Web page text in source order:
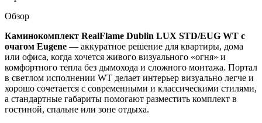
Обзор
Каминокомплект RealFlame Dublin LUX STD/EUG WT с
очагом Eugene — аккуратное решение для квартиры, дома
или офиса, когда хочется живого визуального «огня» и
комфортного тепла без дымохода и сложного монтажа. Портал
в светлом исполнении WT делает интерьер визуально легче и
хорошо сочетается с современными и классическими стилями,
а стандартные габариты помогают разместить комплект в
гостиной, спальне или зоне отдыха.